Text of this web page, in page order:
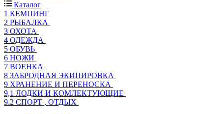
Каталог
1 КЕМПИНГ
2 РЫБАЛКА
3 ОХОТА
4 ОДЕЖДА
5 ОБУВЬ
6 НОЖИ
7 ВОЕНКА
8 ЗАБРОДНАЯ ЭКИПИРОВКА
9 ХРАНЕНИЕ И ПЕРЕНОСКА
9,1 ЛОДКИ И КОМЛЕКТУЮЩИЕ
9.2 СПОРТ , ОТДЫХ